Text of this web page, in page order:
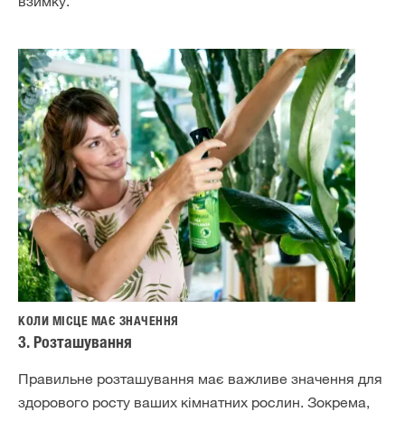
КОЛИ МІСЦЕ МАЄ ЗНАЧЕННЯ
3. Розташування
Правильне розташування має важливе значення для
здорового росту ваших кімнатних рослин. Зокрема,